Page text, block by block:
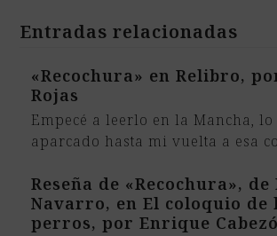
Entradas relacionadas
«Recochura» en Relibro,
Rojas
Empecé a leerlo en la Mancha, lo
aparcado hasta mi vuelta a esa
Reseña de «Recochura», de
Navarro, en El coloquio de
perros, por Enrique